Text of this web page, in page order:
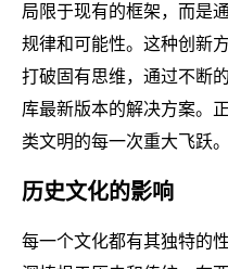
局限于现有的框架，而是
规律和可能性。这种创新
打破固有思维，通过不断
库最新版本的解决方案。
类文明的每一次重大飞跃。
历史文化的影响
每一个文化都有其独特的